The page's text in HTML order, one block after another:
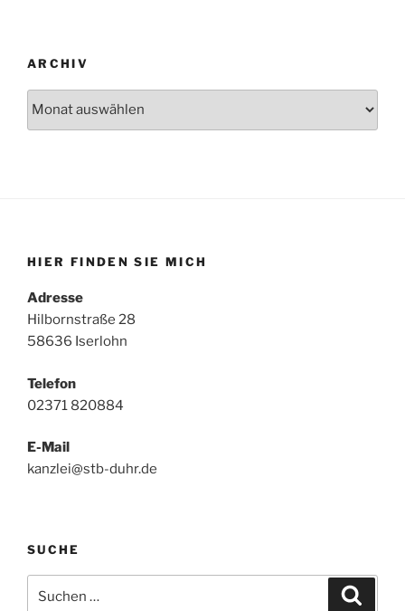
ARCHIV
HIER FINDEN SIE MICH
Adresse
Hilbornstraße 28
58636 Iserlohn
Telefon
02371 820884
E-Mail
kanzlei@stb-duhr.de
SUCHE
nach: